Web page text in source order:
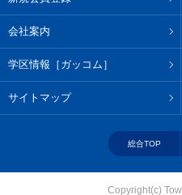
会社案内
学区情報［ガッコム］
サイトマップ
総合TOP
Copyright(c)